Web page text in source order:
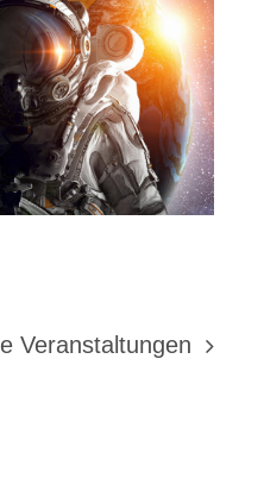
Veranstaltungen